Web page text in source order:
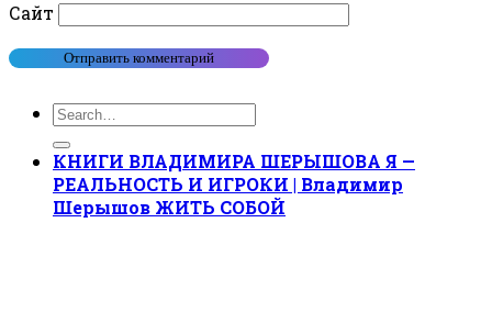
Сайт
КНИГИ ВЛАДИМИРА ШЕРЫШОВА Я —
РЕАЛЬНОСТЬ И ИГРОКИ | Владимир
Шерышов ЖИТЬ СОБОЙ